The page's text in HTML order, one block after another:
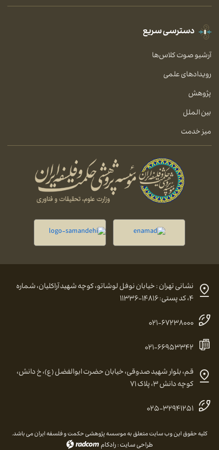
دسترسی سریع
آرشیو صوت کلاس‌ها
رویدادهای علمی
پژوهش
بین الملل
میز خدمت
نشانی تهران : خیابان نوفل لوشاتو، کوچه شهید آراکلیان، شماره
۴، کد پستی: ۱۴۸۱۶-۱۱۳۳۶
۰۲۱-۶۷۲۳۸۰۰۰
۰۲۱-۶۶۹۵۳۳۴۲
قم، بلوار شهید صدوقی، خیابان حضرت ابوالفضل (ع)، خ دانش،
کوچه دانش ۳، پلاک ۷۱
۰۲۵-۳۲۹۴۱۲۵۱
کلیه حقوق این وب سایت متعلق به موسسه پژوهشی حکمت و فلسفه ایران می باشد.
طراحی سایت: رادکام radcom